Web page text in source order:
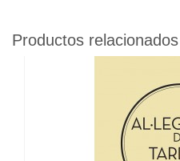
Productos relacionados